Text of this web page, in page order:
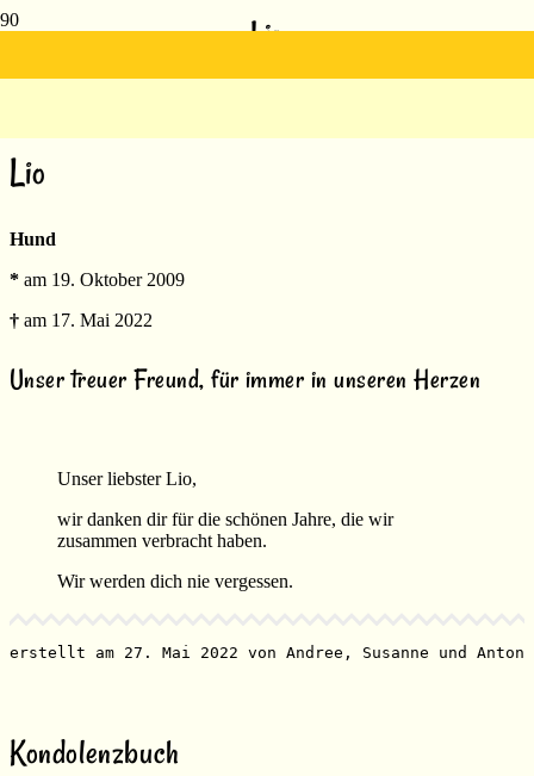
Lio
Lio
Hund
* am 19. Oktober 2009
† am 17. Mai 2022
Unser treuer Freund, für immer in unseren Herzen
Unser liebster Lio,
wir danken dir für die schönen Jahre, die wir
zusammen verbracht haben.
Wir werden dich nie vergessen.
erstellt am 27. Mai 2022 von Andree, Susanne und Anton
Kondolenzbuch